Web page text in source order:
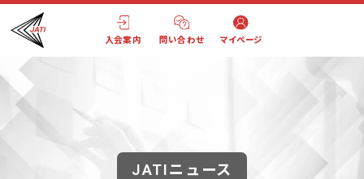
入会案内 問い合わせ マイページ
JATIニュース